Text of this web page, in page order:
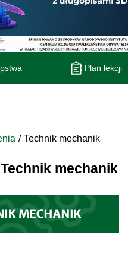
Plan lekcji
Technik mechanik
mechanik